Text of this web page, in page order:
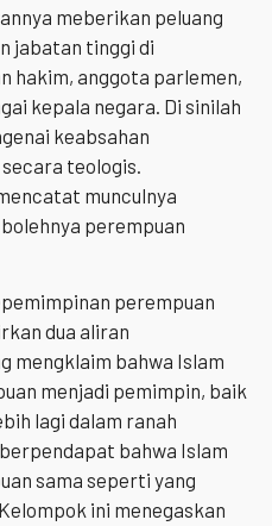
meberikan peluang
jabatan tinggi di
hakim, anggota parlemen,
kepala negara. Di sinilah
keabsahan
teologis.
munculnya
perempuan
perempuan
dua aliran
mengklaim bahwa Islam
menjadi pemimpin, baik
lagi dalam ranah
bahwa Islam
sama seperti yang
ini menegaskan